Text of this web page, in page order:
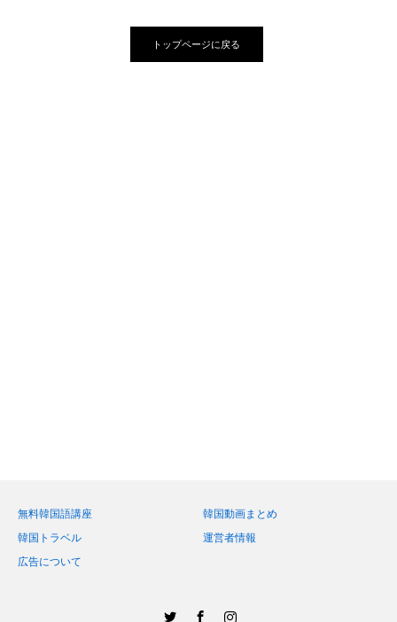
トップページに戻る
無料韓国語講座
韓国動画まとめ
韓国トラベル
運営者情報
広告について